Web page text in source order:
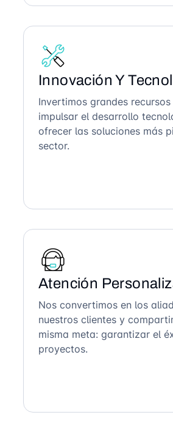
Innovación Y
Invertimos grandes
impulsar el desarrollo
ofrecer las soluciones más
sector.
Atención
Nos convertimos en los
nuestros clientes y
misma meta: garantizar el
proyectos.